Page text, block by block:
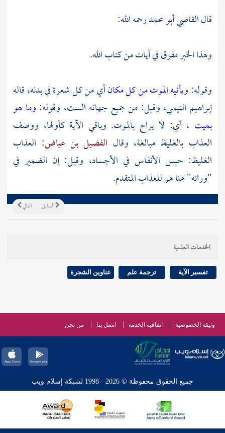
قالالقاضي أبو محمدرحمه الله:
وهذا الخبر مفرق في آيات من كتاب الله.
وقوله:ويأتيه الموت من كل مكانأي من كل شعرة في بدنه، قاله
إبراهيم التيمي، وقيل: من جميع جهاته الست، وقوله: وما هو
بميت ، أي: لا يراح بالموت. وباقي الآية كأولها، ووصف
العذاب بالغليظ مبالغة، وقال الفضيل بن عياض: العذاب
الغليظ: حبس الأنفاس في الأجساد، وقيل: إن الضمير في
"ورائه" هنا هو للعذاب المتقدم.
التالي السابق
الخدمات العلمية
تفسير الآية ترجمة علم عناوين الشجرة
وثيقة الخصوصية اتفاقية الخدمة اتصل بنا من نحن
جميع الحقوق محفوظة © 2026 - 1998 لشبكة إسلام ويب